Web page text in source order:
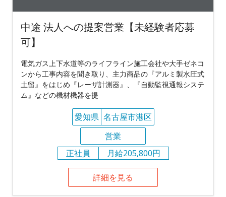
中途 法人への提案営業【未経験者応募
可】
電気ガス上下水道等のライフライン施工会社や大手ゼネコ
ンから工事内容を聞き取り、主力商品の『アルミ製水圧式
土留』をはじめ『レーザ計測器』、『自動監視通報システ
ム』などの機材機器を提
愛知県 名古屋市港区
営業
正社員
月給205,800円
詳細を見る